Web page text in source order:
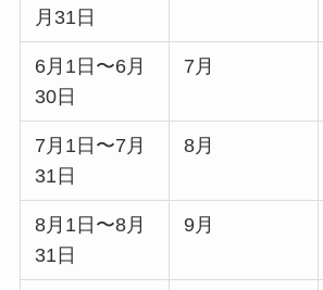
月31日
6月1日〜6月
30日
7月
7月1日〜7月
31日
8月
8月1日〜8月
31日
9月